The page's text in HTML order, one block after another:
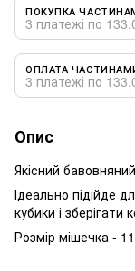
ПОКУПКА
3 платежі по
ОПЛАТА
3 платежі по
Опис
Якісний
Ідеально підійде
кубики і зберігати
Розмір мішечка -